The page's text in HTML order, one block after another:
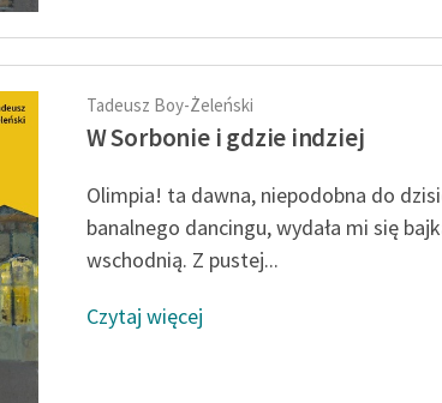
Tadeusz Boy-Żeleński
W Sorbonie i gdzie indziej
Olimpia! ta dawna, niepodobna do
banalnego dancingu, wydała mi się
wschodnią. Z pustej...
Czytaj więcej